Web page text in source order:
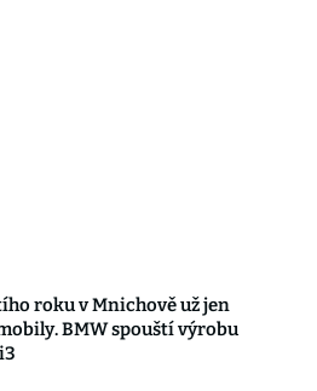
roku v Mnichově už jen
BMW spouští výrobu